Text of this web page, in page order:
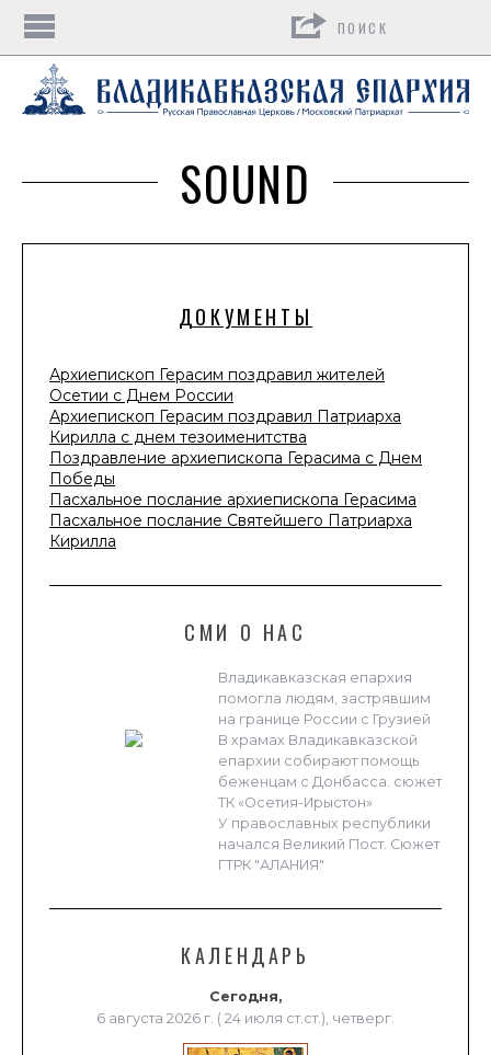
ДОКУМЕНТЫ
Архиепископ Герасим поздравил жителей
Осетии с Днем России
Архиепископ Герасим поздравил Патриарха
Кирилла с днем тезоименитства
Поздравление архиепископа Герасима с Днем
Победы
Пасхальное послание архиепископа Герасима
Пасхальное послание Святейшего Патриарха
Кирилла
СМИ О НАС
Владикавказская епархия
помогла людям, застрявшим
на границе России с Грузией
В храмах Владикавказской
епархии собирают помощь
беженцам с Донбасса. сюжет
ТК «Осетия-Ирыстон»
У православных республики
начался Великий Пост. Сюжет
ГТРК "АЛАНИЯ"
КАЛЕНДАРЬ
Сегодня,
6 августа 2026 г. ( 24 июля ст.ст.), четверг.
SOUND